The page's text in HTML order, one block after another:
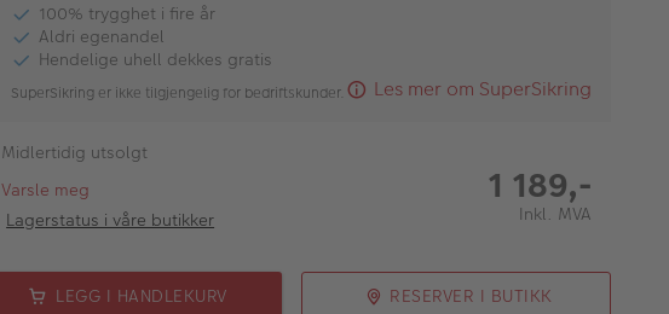
100% trygghet i fire år
Aldri egenandel
Hendelige uhell dekkes gratis
SuperSikring er ikke tilgjengelig for bedriftskunder. Les mer om SuperSikring
Midlertidig utsolgt
Varsle meg
Lagerstatus i våre butikker
1 189,-
Inkl. MVA
LEGG I HANDLEKURV RESERVER I BUTIKK